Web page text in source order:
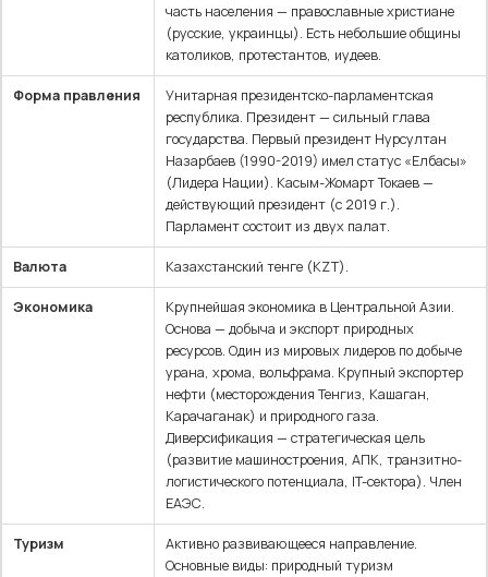
часть населения — православные христиане
(русские, украинцы). Есть небольшие общины
католиков, протестантов, иудеев.
Форма правления
Унитарная президентско-парламентская
республика. Президент — сильный глава
государства. Первый президент Нурсултан
Назарбаев (1990-2019) имел статус «Елбасы»
(Лидера Нации). Касым-Жомарт Токаев —
действующий президент (с 2019 г.).
Парламент состоит из двух палат.
Валюта Казахстанский тенге (KZT).
Экономика
Крупнейшая экономика в Центральной Азии.
Основа — добыча и экспорт природных
ресурсов. Один из мировых лидеров по добыче
урана, хрома, вольфрама. Крупный экспортер
нефти (месторождения Тенгиз, Кашаган,
Карачаганак) и природного газа.
Диверсификация — стратегическая цель
(развитие машиностроения, АПК, транзитно-
логистического потенциала, IT-сектора). Член
ЕАЭС.
Туризм
Активно развивающееся направление.
Основные виды: природный туризм